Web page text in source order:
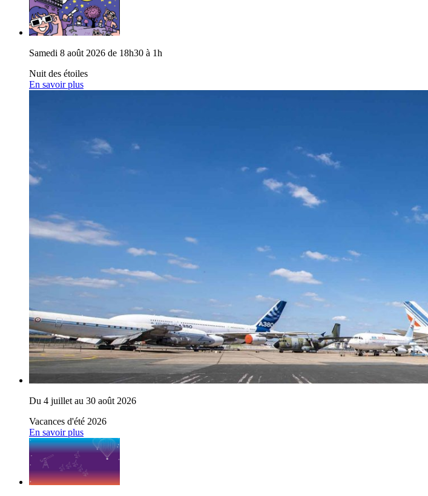
Samedi 8 août 2026 de 18h30 à 1h
Nuit des étoiles
En savoir plus
Du 4 juillet au 30 août 2026
Vacances d'été 2026
En savoir plus